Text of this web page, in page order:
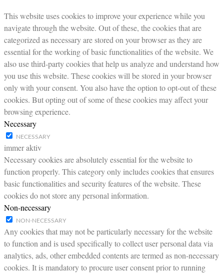
This website uses cookies to improve your experience while you
navigate through the website. Out of these, the cookies that are
categorized as necessary are stored on your browser as they are
essential for the working of basic functionalities of the website. We
also use third-party cookies that help us analyze and understand how
you use this website. These cookies will be stored in your browser
only with your consent. You also have the option to opt-out of these
cookies. But opting out of some of these cookies may affect your
browsing experience.
Necessary
NECESSARY
immer aktiv
Necessary cookies are absolutely essential for the website to
function properly. This category only includes cookies that ensures
basic functionalities and security features of the website. These
cookies do not store any personal information.
Non-necessary
NON-NECESSARY
Any cookies that may not be particularly necessary for the website
to function and is used specifically to collect user personal data via
analytics, ads, other embedded contents are termed as non-necessary
cookies. It is mandatory to procure user consent prior to running